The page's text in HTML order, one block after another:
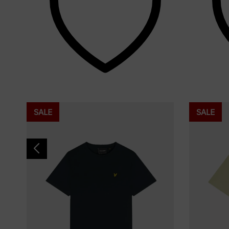
SALE SALE